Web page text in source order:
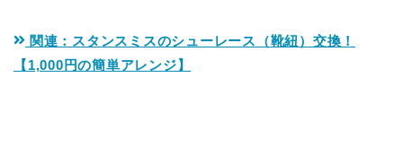
関連：スタンスミスのシューレース（靴紐）交換！
【1,000円の簡単アレンジ】